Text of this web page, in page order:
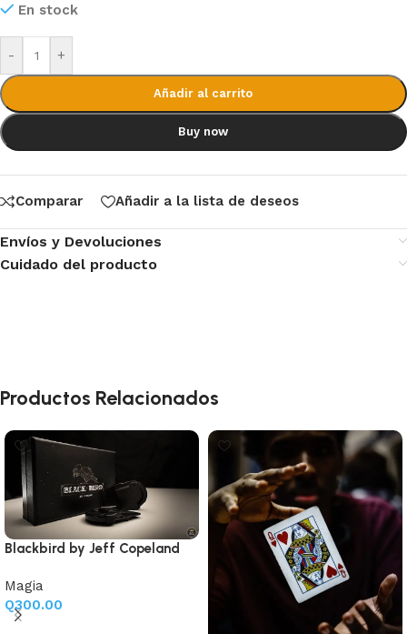
En stock
- +
Añadir al carrito
Buy now
Comparar Añadir a la lista de deseos
Envíos y Devoluciones
Cuidado del producto
Productos Relacionados
Blackbird by Jeff Copeland
Magia
Q300.00